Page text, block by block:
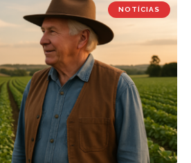
NOTÍCIAS